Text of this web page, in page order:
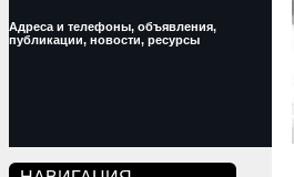
Адреса и телефоны, объявления,
публикации, новости, ресурсы